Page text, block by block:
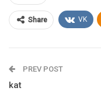
Share VK
PREV POST
kat